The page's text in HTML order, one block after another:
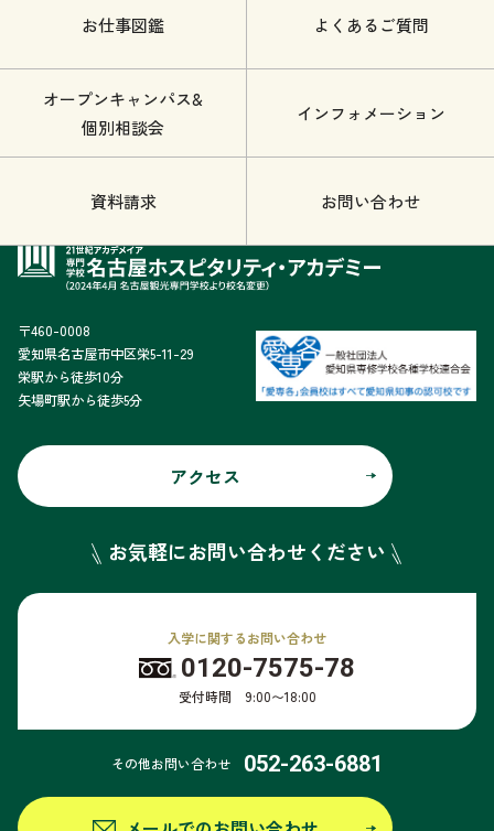
お仕事図鑑 よくあるご質問
オープンキャンパス&
個別相談会
インフォメーション
資料請求 お問い合わせ
〒460-0008
愛知県名古屋市中区栄5-11-29
栄駅から徒歩10分
矢場町駅から徒歩5分
アクセス
お気軽にお問い合わせください
入学に関するお問い合わせ
0120-7575-78
受付時間 9:00〜18:00
その他お問い合わせ 052-263-6881